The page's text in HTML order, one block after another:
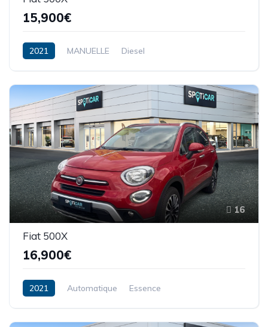
15,900€
2021 MANUELLE Diesel
16
Fiat 500X
16,900€
2021 Automatique Essence